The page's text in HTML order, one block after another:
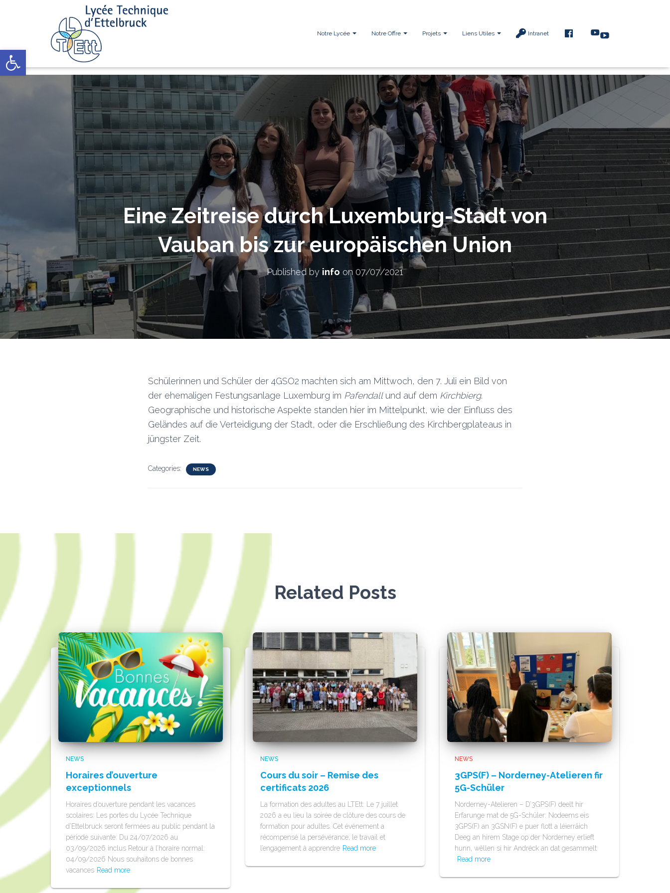
Open toolbar
Notre Lycée Notre Offre Projets Liens Utiles Intranet
O
K
Eine Zeitreise durch Luxemburg-Stadt von
Vauban bis zur europäischen Union
Published by info on 07/07/2021
Schülerinnen und Schüler der 4GSO2 machten sich am Mittwoch, den 7. Juli ein Bild von
der ehemaligen Festungsanlage Luxemburg im Pafendallund auf dem Kirchbierg.
Geographische und historische Aspekte standen hier im Mittelpunkt, wie der Einfluss des
Geländes auf die Verteidigung der Stadt, oder die Erschließung des Kirchbergplateaus in
jüngster Zeit.
Categories: NEWS
Related Posts
NEWS
Horaires d’ouverture
exceptionnels
Horaires d’ouverture pendant les vacances
scolaires: Les portes du Lycée Technique
d’Ettelbruck seront fermées au public pendant la
période suivante: Du 24/07/2026 au
03/09/2026 inclus Retour à l’horaire normal:
04/09/2026 Nous souhaitons de bonnes
vacances Read more
NEWS
Cours du soir – Remise des
certificats 2026
La formation des adultes au LTEtt: Le 7 juillet
2026 a eu lieu la soirée de clôture des cours de
formation pour adultes. Cet événement a
récompensé la persévérance, le travail et
l’engagement à apprendre Read more
NEWS
3GPS(F) – Norderney-Atelieren fir
5G-Schüler
Norderney-Atelieren – D’3GPS(F) deelt hir
Erfarunge mat de 5G-Schüler: Nodeems eis
3GPS(F) an 3GSN(F) e puer flott a léierräich
Deeg an hirem Stage op der Norderney erlieft
hunn, wëllen si hir Andréck an dat gesammelt
Read more